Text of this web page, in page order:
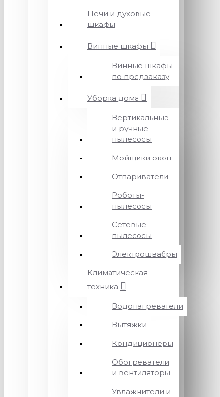
Печи и духовые
шкафы
Винные шкафы
Винные шкафы
по предзаказу
Уборка дома
Вертикальные
и ручные
пылесосы
Мойщики окон
Отпариватели
Роботы-
пылесосы
Сетевые
пылесосы
Электрошвабры
Климатическая
техника
Водонагреватели
Вытяжки
Кондиционеры
Обогреватели
и вентиляторы
Увлажнители и